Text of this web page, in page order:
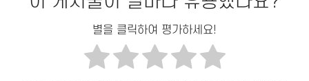
별을 클릭하여 평가하세요!